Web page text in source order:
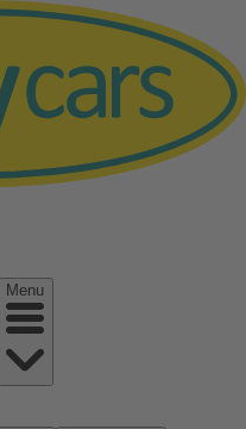
Menu